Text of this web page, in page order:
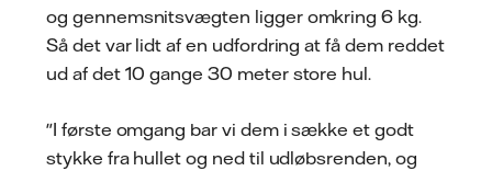
og gennemsnitsvægten ligger omkring 6 kg.
Så det var lidt af en udfordring at få dem reddet
ud af det 10 gange 30 meter store hul.
"I første omgang bar vi dem i sække et godt
stykke fra hullet og ned til udløbsrenden, og